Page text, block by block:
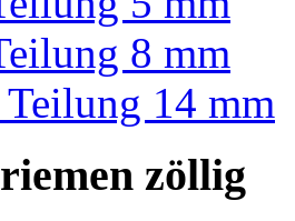
8 mm
14 mm
zöllig